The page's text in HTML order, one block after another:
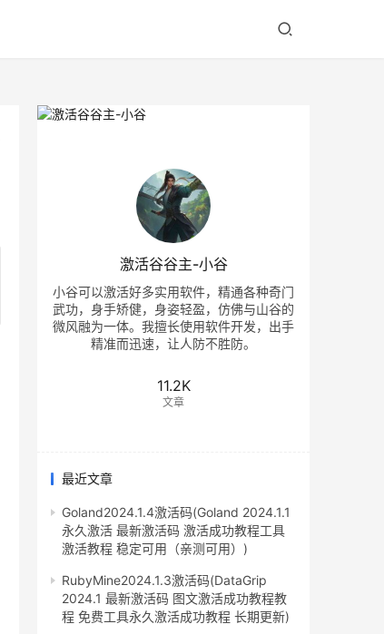
激活谷谷主-小谷
小谷可以激活好多实用软件，精通各种奇门
武功，身手矫健，身姿轻盈，仿佛与山谷的
微风融为一体。我擅长使用软件开发，出手
精准而迅速，让人防不胜防。
11.2K
文章
最近文章
Goland2024.1.4激活码(Goland 2024.1.1
永久激活 最新激活码 激活成功教程工具
激活教程 稳定可用（亲测可用）)
RubyMine2024.1.3激活码(DataGrip
2024.1 最新激活码 图文激活成功教程教
程 免费工具永久激活成功教程 长期更新)